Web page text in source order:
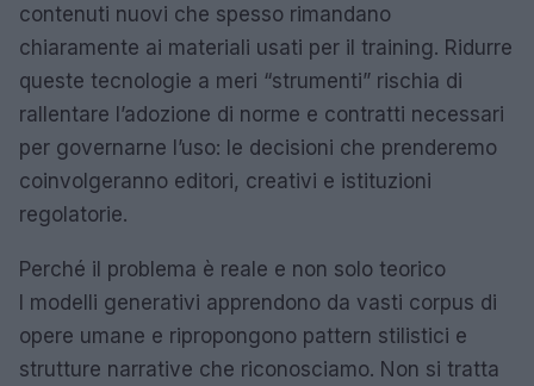
contenuti nuovi che spesso rimandano
chiaramente ai materiali usati per il training. Ridurre
queste tecnologie a meri “strumenti” rischia di
rallentare l’adozione di norme e contratti necessari
per governarne l’uso: le decisioni che prenderemo
coinvolgeranno editori, creativi e istituzioni
regolatorie.
Perché il problema è reale e non solo teorico
I modelli generativi apprendono da vasti corpus di
opere umane e ripropongono pattern stilistici e
strutture narrative che riconosciamo. Non si tratta